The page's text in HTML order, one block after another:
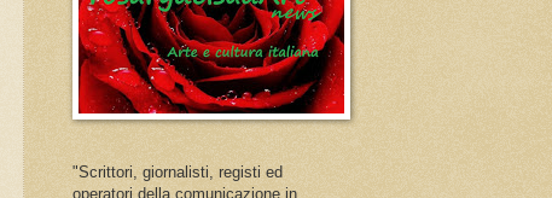
"Scrittori, giornalisti, registi ed
operatori della comunicazione in